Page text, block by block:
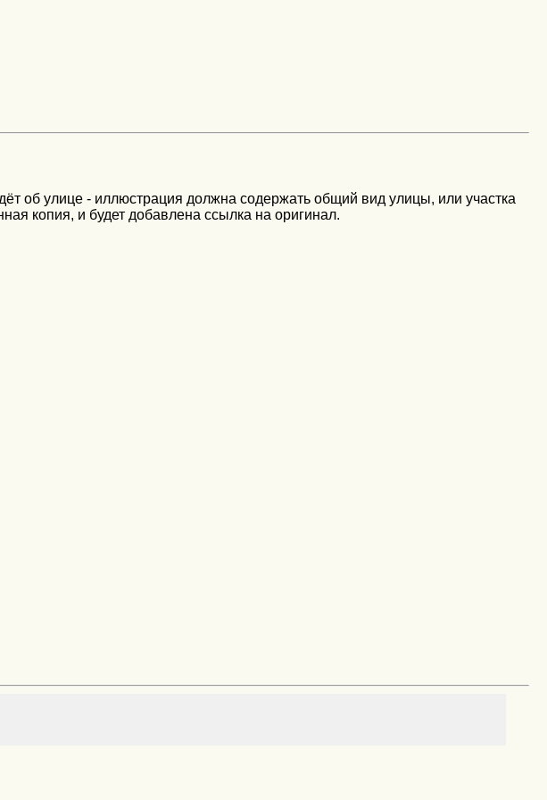
об улице - иллюстрация должна содержать общий вид улицы, или участка
копия, и будет добавлена ссылка на оригинал.